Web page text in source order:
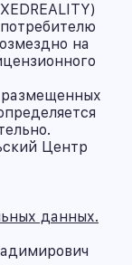
на
Центр
данных.